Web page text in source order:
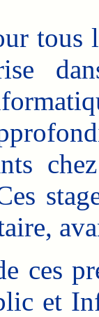
tous
ces
et